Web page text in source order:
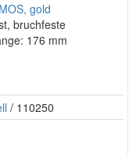
gold
bruchfeste
176 mm
/ 110250